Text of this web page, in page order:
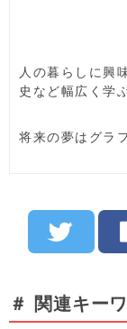
人の暮らしに興
史など幅広く学ぶ
将来の夢はグラ
＃ 関連キー